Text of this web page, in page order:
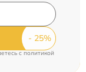
c политикой